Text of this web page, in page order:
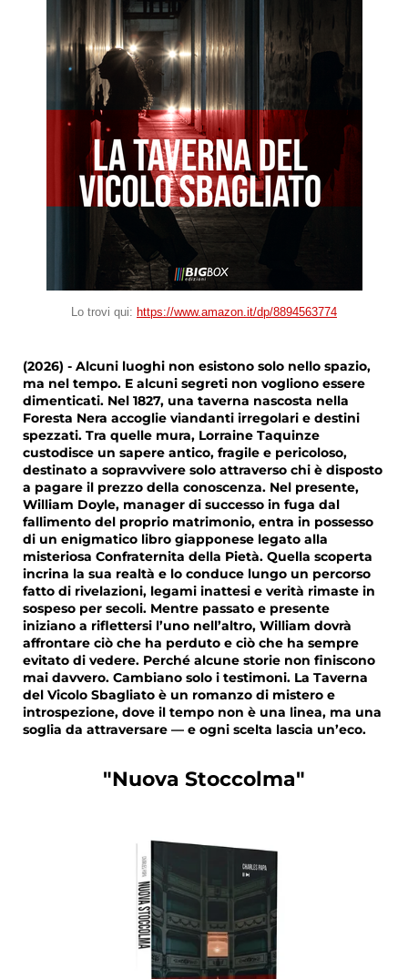
Lo trovi qui: https://www.amazon.it/dp/8894563774
(2026) - Alcuni luoghi non esistono solo nello spazio,
ma nel tempo. E alcuni segreti non vogliono essere
dimenticati. Nel 1827, una taverna nascosta nella
Foresta Nera accoglie viandanti irregolari e destini
spezzati. Tra quelle mura, Lorraine Taquinze
custodisce un sapere antico, fragile e pericoloso,
destinato a sopravvivere solo attraverso chi è disposto
a pagare il prezzo della conoscenza. Nel presente,
William Doyle, manager di successo in fuga dal
fallimento del proprio matrimonio, entra in possesso
di un enigmatico libro giapponese legato alla
misteriosa Confraternita della Pietà. Quella scoperta
incrina la sua realtà e lo conduce lungo un percorso
fatto di rivelazioni, legami inattesi e verità rimaste in
sospeso per secoli. Mentre passato e presente
iniziano a riflettersi l’uno nell’altro, William dovrà
affrontare ciò che ha perduto e ciò che ha sempre
evitato di vedere. Perché alcune storie non finiscono
mai davvero. Cambiano solo i testimoni. La Taverna
del Vicolo Sbagliato è un romanzo di mistero e
introspezione, dove il tempo non è una linea, ma una
soglia da attraversare — e ogni scelta lascia un’eco.
"Nuova Stoccolma"